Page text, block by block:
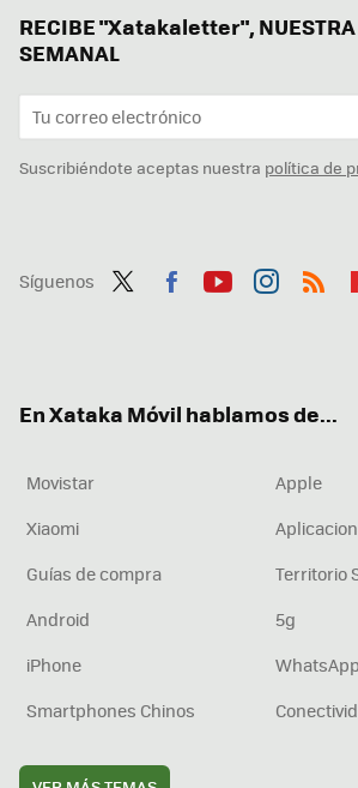
RECIBE "Xatakaletter", NUESTRA
SEMANAL
Suscribiéndote aceptas nuestra política de
Síguenos
En Xataka Móvil hablamos de...
Movistar
Apple
Xiaomi
Guías de compra
Territorio
Android
5g
iPhone
WhatsApp
Smartphones Chinos